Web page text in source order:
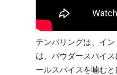
テンパリングは、イ
は、パウダースパイ
ールスパイスを噛む